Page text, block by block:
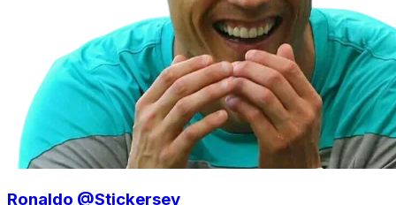
Ronaldo @Stickersey